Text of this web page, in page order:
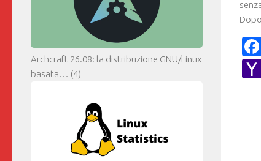
Archcraft 26.08: la distribuzione GNU/Linux
basata… (4)